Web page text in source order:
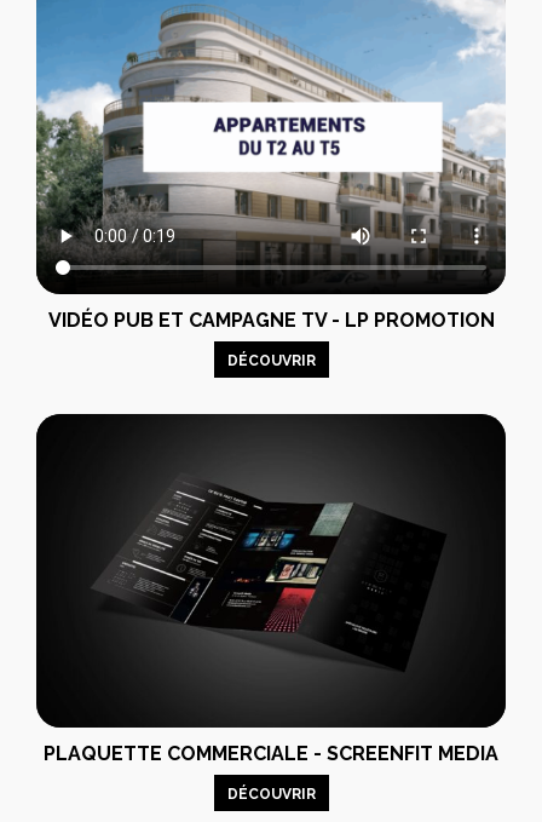
VIDÉO PUB ET CAMPAGNE TV - LP PROMOTION
DÉCOUVRIR
PLAQUETTE COMMERCIALE - SCREENFIT MEDIA
DÉCOUVRIR